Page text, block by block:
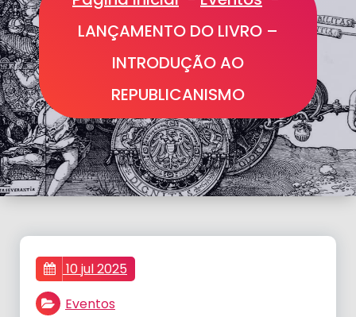
LANÇAMENTO DO LIVRO –
INTRODUÇÃO AO
REPUBLICANISMO
10 jul 2025
Eventos